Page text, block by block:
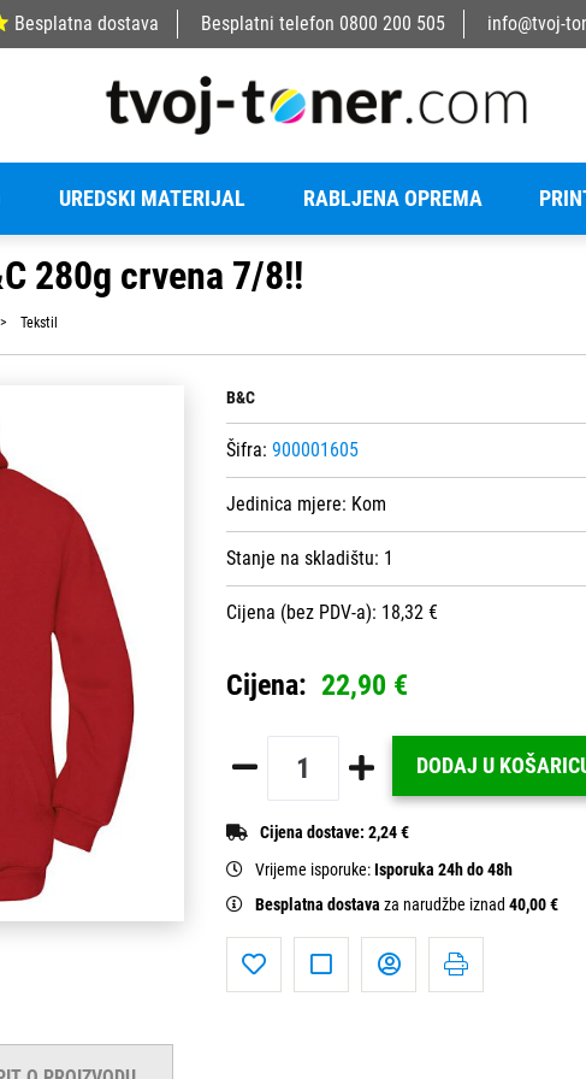
Besplatna dostava Besplatni telefon 0800 200 505 info@tvoj-
UREDSKI MATERIJAL RABLJENA OPREMA
280g crvena 7/8!!
Tekstil
B&C
Šifra: 900001605
Jedinica mjere: Kom
Stanje na skladištu: 1
Cijena (bez PDV-a): 18,32 €
Cijena: 22,90 €
DODAJ U
Cijena dostave: 2,24 €
Vrijeme isporuke:Isporuka 24h do 48h
Besplatna dostava za narudžbe iznad 40,00 €